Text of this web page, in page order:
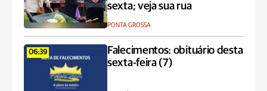
sexta; veja sua rua
PONTA GROSSA
06:39
Falecimentos: obituário desta
sexta-feira (7)